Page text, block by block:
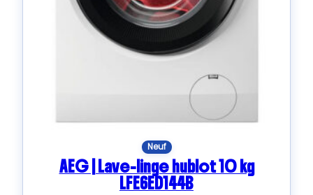
Neuf
AEG | Lave-linge hublot 10 kg
LFE6ED144B